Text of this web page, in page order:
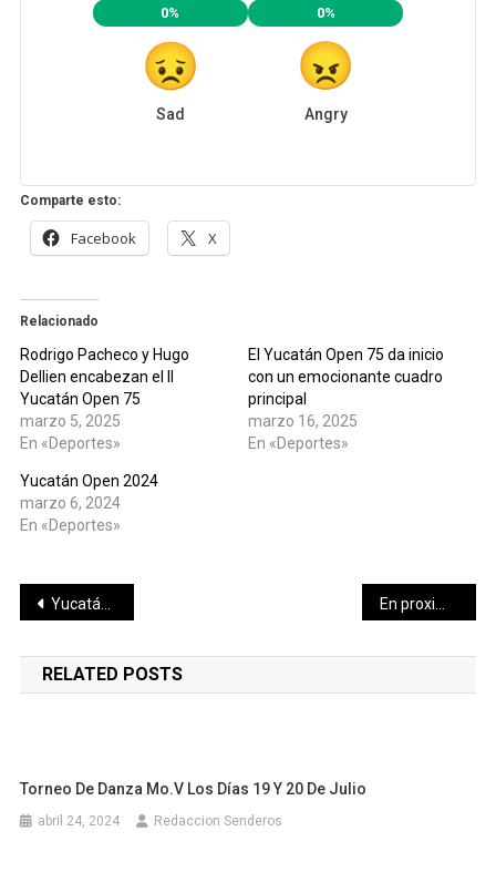
0%
Sad
0%
Angry
Comparte esto:
Facebook X
Relacionado
Rodrigo Pacheco y Hugo
Dellien encabezan el II
Yucatán Open 75
marzo 5, 2025
En «Deportes»
El Yucatán Open 75 da inicio
con un emocionante cuadro
principal
marzo 16, 2025
En «Deportes»
Yucatán Open 2024
marzo 6, 2024
En «Deportes»
Navegación
de
entradas
Yucatán, sede del Campeonato Nacional Femenil U-16 de Tochito Bandera que, por primera vez, se realiza en México
RELATED POSTS
Torneo De Danza Mo.V Los Días 19 Y 20 De Julio
abril 24, 2024 Redaccion Senderos